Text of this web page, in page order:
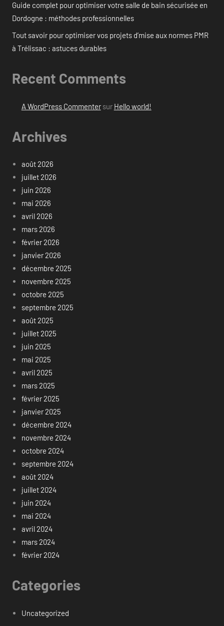
Guide complet pour optimiser votre salle de bain sécurisée en
Dordogne : méthodes professionnelles
Tout savoir pour optimiser vos projets d’mise aux normes PMR
à Trélissac : astuces durables
Recent Comments
A WordPress Commentersur Hello world!
Archives
août 2026
juillet 2026
juin 2026
mai 2026
avril 2026
mars 2026
février 2026
janvier 2026
décembre 2025
novembre 2025
octobre 2025
septembre 2025
août 2025
juillet 2025
juin 2025
mai 2025
avril 2025
mars 2025
février 2025
janvier 2025
décembre 2024
novembre 2024
octobre 2024
septembre 2024
août 2024
juillet 2024
juin 2024
mai 2024
avril 2024
mars 2024
février 2024
Categories
Uncategorized